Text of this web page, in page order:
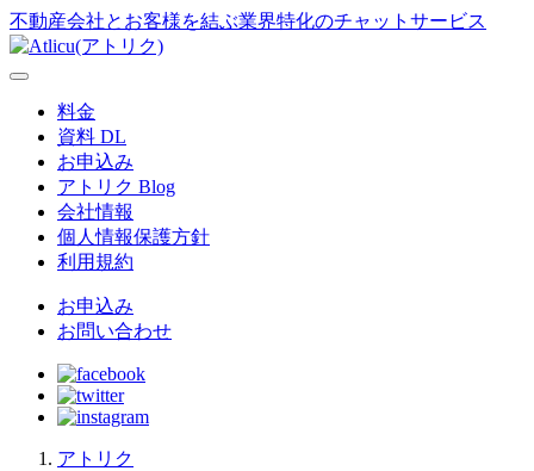
不動産会社とお客様を結ぶ業界特化のチャットサービス
料金
資料 DL
お申込み
アトリク Blog
会社情報
個人情報保護方針
利用規約
お申込み
お問い合わせ
アトリク